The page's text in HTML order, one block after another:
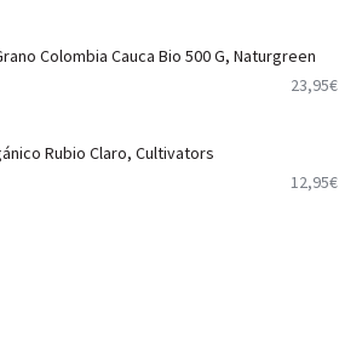
Colombia Cauca Bio 500 G, Naturgreen
23,95€
Rubio Claro, Cultivators
12,95€